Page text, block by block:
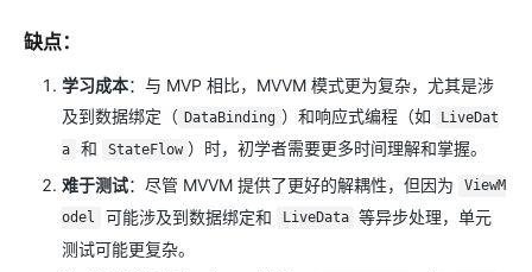
缺点：
学习成本：与 MVP 相比，MVVM 模式更为复杂，尤其是涉
及到数据绑定（ DataBinding ）和响应式编程（如
LiveDat
a
和 StateFlow ）时，初学者需要更多时间理解和掌握。
难于测试：尽管 MVVM 提供了更好的解耦性，但因为
ViewM
odel
可能涉及到数据绑定和 LiveData
等异步处理，单元
测试可能更复杂。